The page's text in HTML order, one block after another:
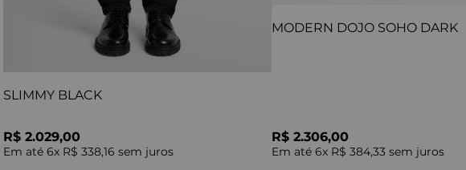
SLIMMY BLACK
R$ 2.029,00
Em até 6x R$ 338,16 sem juros
MODERN DOJO SOHO DARK
R$ 2.306,00
Em até 6x R$ 384,33 sem juros